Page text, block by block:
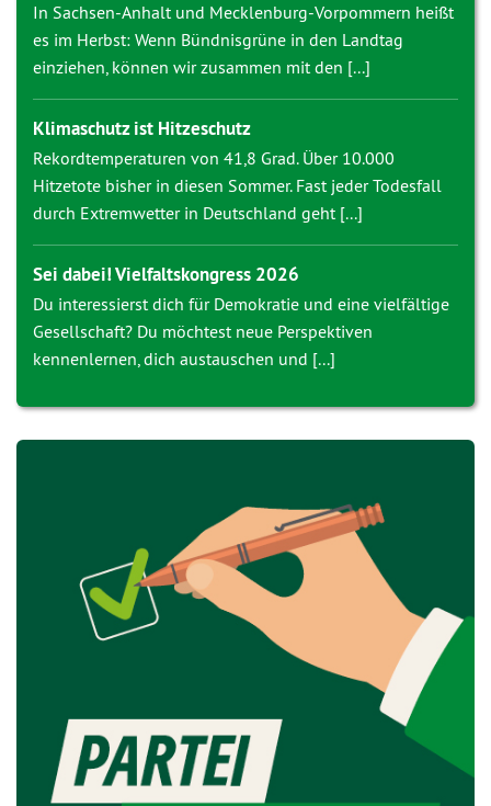
In Sachsen-Anhalt und Mecklenburg-Vorpommern heißt
es im Herbst: Wenn Bündnisgrüne in den Landtag
einziehen, können wir zusammen mit den [...]
Klimaschutz ist Hitzeschutz
Rekordtemperaturen von 41,8 Grad. Über 10.000
Hitzetote bisher in diesen Sommer. Fast jeder Todesfall
durch Extremwetter in Deutschland geht [...]
Sei dabei! Vielfaltskongress 2026
Du interessierst dich für Demokratie und eine vielfältige
Gesellschaft? Du möchtest neue Perspektiven
kennenlernen, dich austauschen und [...]